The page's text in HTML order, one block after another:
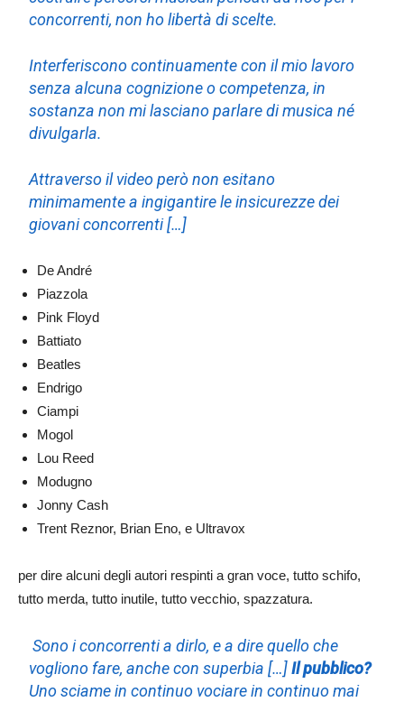
concorrenti, non ho libertà di scelte.
Interferiscono continuamente con il mio lavoro
senza alcuna cognizione o competenza, in
sostanza non mi lasciano parlare di musica né
divulgarla.
Attraverso il video però non esitano
minimamente a ingigantire le insicurezze dei
giovani concorrenti […]
De André
Piazzola
Pink Floyd
Battiato
Beatles
Endrigo
Ciampi
Mogol
Lou Reed
Modugno
Jonny Cash
Trent Reznor, Brian Eno, e Ultravox
per dire alcuni degli autori respinti a gran voce, tutto schifo,
tutto merda, tutto inutile, tutto vecchio, spazzatura.
Sono i concorrenti a dirlo, e a dire quello che
vogliono fare, anche con superbia […]Il pubblico?
Uno sciame in continuo vociare in continuo mai